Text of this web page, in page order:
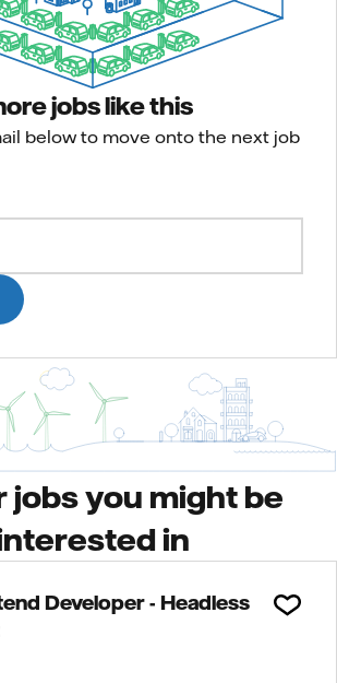
jobs like this
below to move onto the next job
jobs you might be
in
Developer - Headless